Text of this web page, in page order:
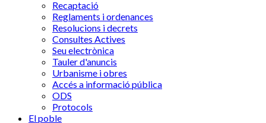
Recaptació
Reglaments i ordenances
Resolucions i decrets
Consultes Actives
Seu electrònica
Tauler d'anuncis
Urbanisme i obres
Accés a informació pública
ODS
Protocols
El poble